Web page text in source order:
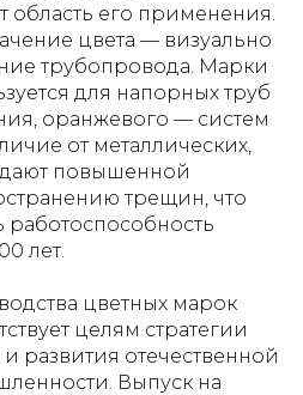
область его применения.
цвета — визуально
трубопровода. Марки
для напорных труб
оранжевого — систем
от металлических,
повышенной
трещин, что
работоспособность
лет.
цветных марок
целям стратегии
развития отечественной
Выпуск на